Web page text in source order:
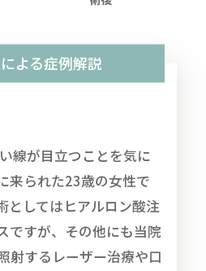
よる症例解説
線が目立つことを気に
来られた23歳の女性で
としてはヒアルロン酸注
ですが、その他にも当院
射するレーザー治療や口